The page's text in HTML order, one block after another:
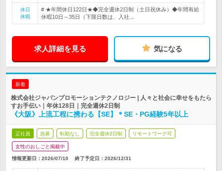
休日
休暇
# ★年間休日122日★◆完全週休2日制（土日祝休み）◆年間有給
休暇10日～35日（下限日数は、入社…
求人詳細を見る 気になる
新着
株式会社ジャパンプロモーションテクノロジー | 人々と社会に幸せをもたら
すお手伝い｜年休128日｜完全週休2日制
《大阪》上流工程に携わる【SE】＊SE・PG経験5年以上
正社員 急募 転勤なし 完全週休2日制 リモートワーク可
女性のおしごと掲載中
情報更新日：2026/07/10 終了予定日： 2026/12/31